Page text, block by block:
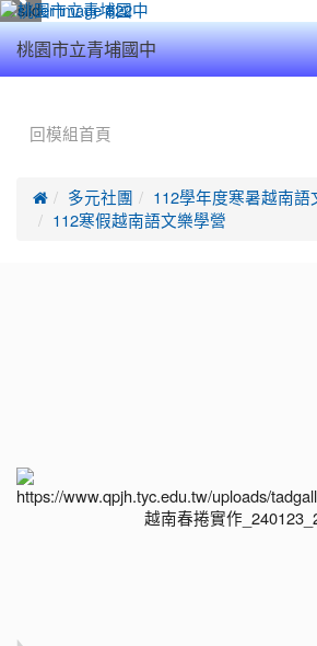
桃園市立青埔國中
回模組首頁
 多元社團
112學年度寒暑越南語
112寒假越南語文樂學營